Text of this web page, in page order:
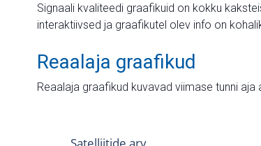
Signaali kvaliteedi graafikuid on kokku
interaktiivsed ja graafikutel olev info on
Reaalaja graafikud
Reaalaja graafikud kuvavad viimase tunni aja